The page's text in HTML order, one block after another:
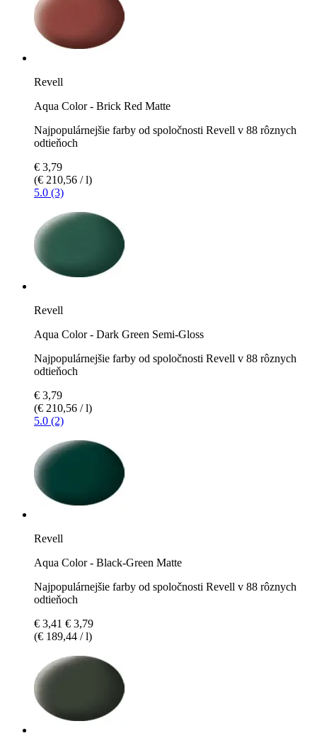
Revell
Aqua Color - Brick Red Matte
Najpopulárnejšie farby od spoločnosti Revell v 88 rôznych
odtieňoch
€ 3,79
(€ 210,56 / l)
5.0 (3)
Revell
Aqua Color - Dark Green Semi-Gloss
Najpopulárnejšie farby od spoločnosti Revell v 88 rôznych
odtieňoch
€ 3,79
(€ 210,56 / l)
5.0 (2)
Revell
Aqua Color - Black-Green Matte
Najpopulárnejšie farby od spoločnosti Revell v 88 rôznych
odtieňoch
€ 3,41 € 3,79
(€ 189,44 / l)